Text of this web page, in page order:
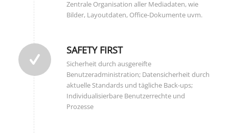
Zentrale Organisation aller Mediadaten, wie
Bilder, Layoutdaten, Office-Dokumente uvm.
SAFETY FIRST
Sicherheit durch ausgereifte
Benutzeradministration; Datensicherheit durch
aktuelle Standards und tägliche Back-ups;
Individualisierbare Benutzerrechte und
Prozesse